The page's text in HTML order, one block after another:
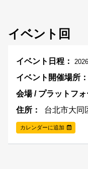
イベント回
台北市大同
カレンダーに追加